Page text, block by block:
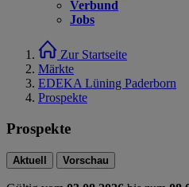
Verbund
Jobs
Zur Startseite
Märkte
EDEKA Lüning Paderborn
Prospekte
Prospekte
Aktuell Vorschau